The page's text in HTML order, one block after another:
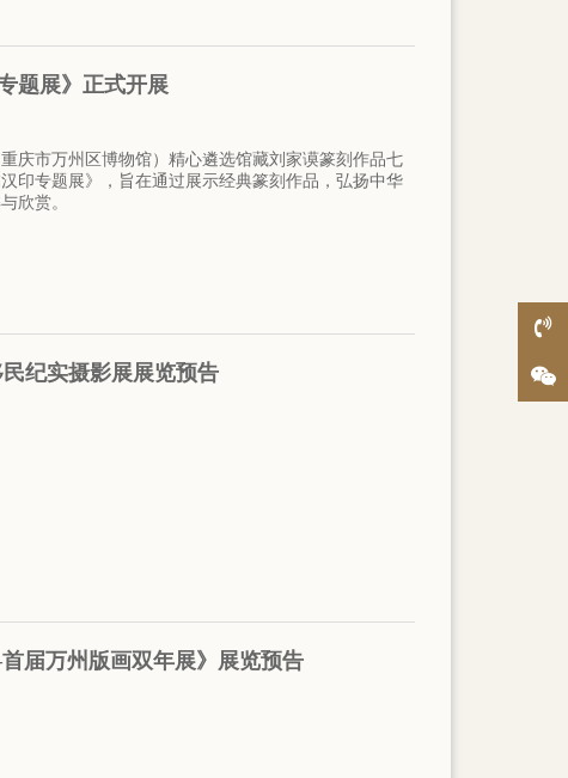
题展》正式开展
庆市万州区博物馆）精心遴选馆藏刘家谟篆刻作品七
专题展》，旨在通过展示经典篆刻作品，弘扬中华
欣赏。
纪实摄影展展览预告
届万州版画双年展》展览预告